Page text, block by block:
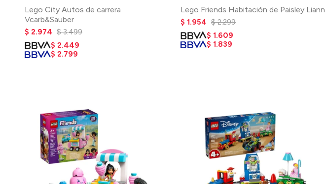
Lego City Autos de carrera
Vcarb&Sauber
$ 2.974 $ 3.499
$ 2.449
$ 2.799
Lego Friends Habitación de Paisley Liann
$ 1.954 $ 2.299
$ 1.609
$ 1.839